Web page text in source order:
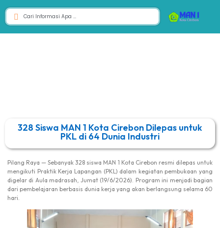
328 Siswa MAN 1 Kota Cirebon Dilepas untuk
PKL di 64 Dunia Industri
Pilang Raya — Sebanyak 328 siswa MAN 1 Kota Cirebon resmi dilepas untuk
mengikuti Praktik Kerja Lapangan (PKL) dalam kegiatan pembukaan yang
digelar di Aula madrasah, Jumat (19/6/2026). Program ini menjadi bagian
dari pembelajaran berbasis dunia kerja yang akan berlangsung selama 60
hari.